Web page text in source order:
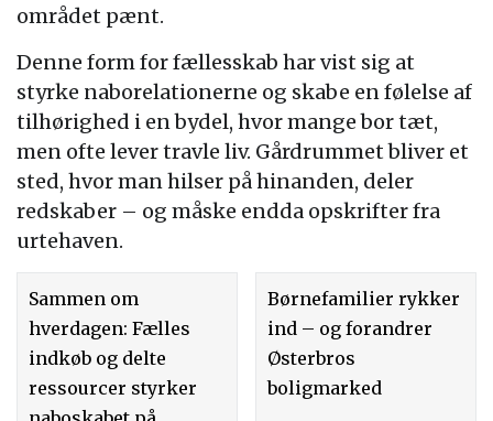
området pænt.
Denne form for fællesskab har vist sig at
styrke naborelationerne og skabe en følelse af
tilhørighed i en bydel, hvor mange bor tæt,
men ofte lever travle liv. Gårdrummet bliver et
sted, hvor man hilser på hinanden, deler
redskaber – og måske endda opskrifter fra
urtehaven.
Sammen om
hverdagen: Fælles
indkøb og delte
ressourcer styrker
Børnefamilier rykker
ind – og forandrer
Østerbros
boligmarked